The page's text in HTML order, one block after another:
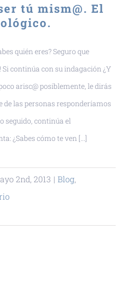
tú mism@. El
quién eres? Seguro que
Si continúa con su indagación ¿Y
arisc@ posiblemente, le dirás
de las personas responderíamos
seguido, continúa el
¿Sabes cómo te ven [...]
2nd, 2013 | Blog,